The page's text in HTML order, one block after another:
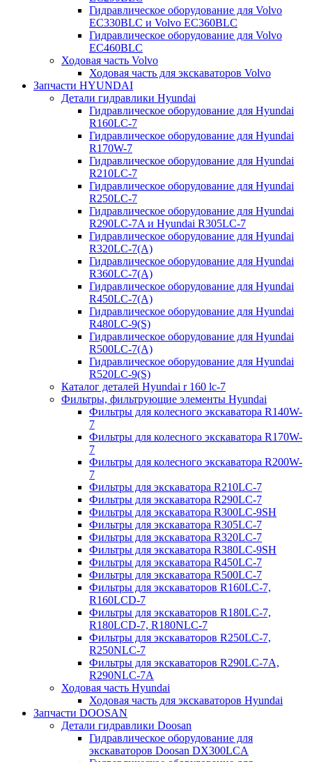
Гидравлическое оборудование для Volvo
EC330BLC и Volvo EC360BLC
Гидравлическое оборудование для Volvo
EC460BLC
Ходовая часть Volvo
Ходовая часть для экскаваторов Volvo
Запчасти HYUNDAI
Детали гидравлики Hyundai
Гидравлическое оборудование для Hyundai
R160LC-7
Гидравлическое оборудование для Hyundai
R170W-7
Гидравлическое оборудование для Hyundai
R210LC-7
Гидравлическое оборудование для Hyundai
R250LC-7
Гидравлическое оборудование для Hyundai
R290LC-7A и Hyundai R305LC-7
Гидравлическое оборудование для Hyundai
R320LC-7(A)
Гидравлическое оборудование для Hyundai
R360LC-7(A)
Гидравлическое оборудование для Hyundai
R450LC-7(A)
Гидравлическое оборудование для Hyundai
R480LC-9(S)
Гидравлическое оборудование для Hyundai
R500LC-7(A)
Гидравлическое оборудование для Hyundai
R520LC-9(S)
Каталог деталей Hyundai r 160 lc-7
Фильтры, фильтрующие элементы Hyundai
Фильтры для колесного экскаватора R140W-
7
Фильтры для колесного экскаватора R170W-
7
Фильтры для колесного экскаватора R200W-
7
Фильтры для экскаватора R210LC-7
Фильтры для экскаватора R290LC-7
Фильтры для экскаватора R300LC-9SH
Фильтры для экскаватора R305LC-7
Фильтры для экскаватора R320LC-7
Фильтры для экскаватора R380LC-9SH
Фильтры для экскаватора R450LC-7
Фильтры для экскаватора R500LC-7
Фильтры для экскаваторов R160LC-7,
R160LCD-7
Фильтры для экскаваторов R180LC-7,
R180LCD-7, R180NLC-7
Фильтры для экскаваторов R250LC-7,
R250NLC-7
Фильтры для экскаваторов R290LC-7A,
R290NLC-7A
Ходовая часть Hyundai
Ходовая часть для экскаваторов Hyundai
Запчасти DOOSAN
Детали гидравлики Doosan
Гидравлическое оборудование для
экскаваторов Doosan DX300LCA